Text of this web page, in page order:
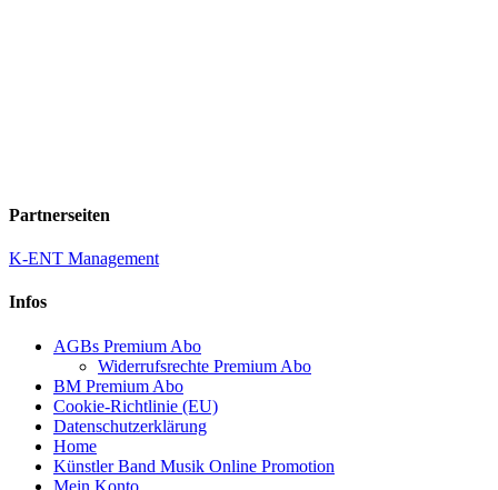
Partnerseiten
K-ENT Management
Infos
AGBs Premium Abo
Widerrufsrechte Premium Abo
BM Premium Abo
Cookie-Richtlinie (EU)
Datenschutzerklärung
Home
Künstler Band Musik Online Promotion
Mein Konto